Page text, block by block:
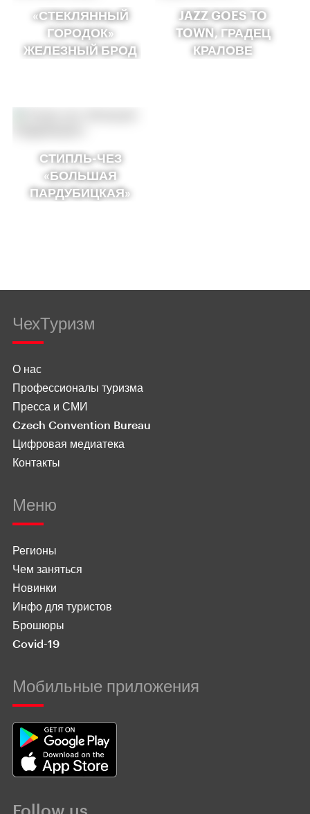
«СТЕКЛЯННЫЙ
ГОРОДОК»
ЖЕЛЕЗНЫЙ БРОД
JAZZ GOES TO
TOWN, ГРАДЕЦ
КРАЛОВЕ
СТИПЛЬ-ЧЕЗ
«БОЛЬШАЯ
ПАРДУБИЦКАЯ»
ЧехТуризм
О нас
Профессионалы туризма
Пресса и СМИ
Czech Convention Bureau
Цифровая медиатека
Контакты
Меню
Регионы
Чем заняться
Новинки
Инфо для туристов
Брошюры
Covid-19
Мобильные приложения